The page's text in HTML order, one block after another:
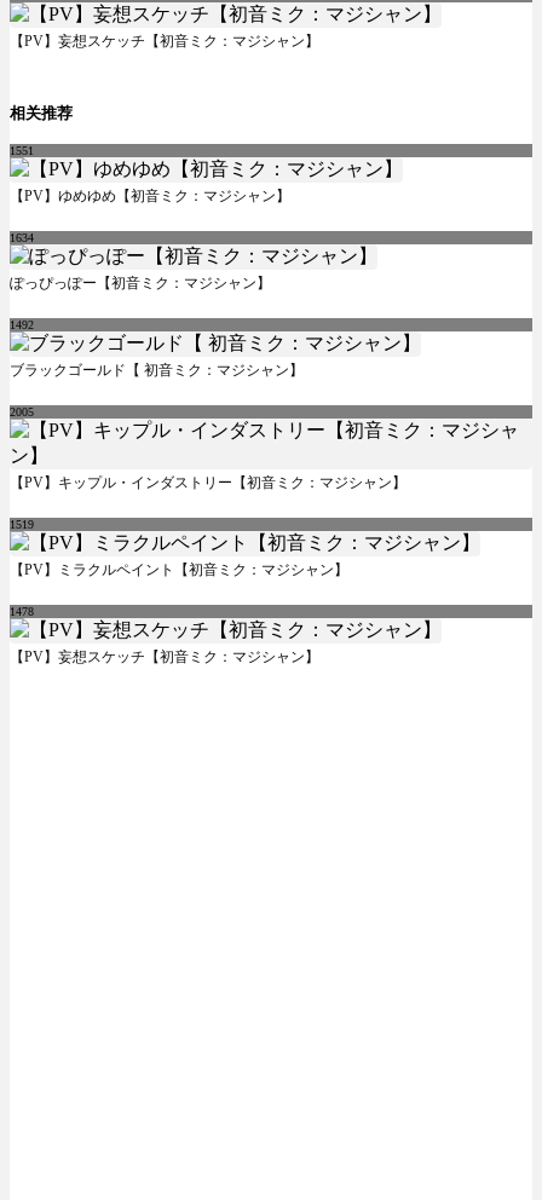
【PV】妄想スケッチ【初音ミク：マジシャン】
相关推荐
1551
【PV】ゆめゆめ【初音ミク：マジシャン】
1634
ぽっぴっぽー【初音ミク：マジシャン】
1492
ブラックゴールド【 初音ミク：マジシャン】
2005
【PV】キップル・インダストリー【初音ミク：マジシャン】
1519
【PV】ミラクルペイント【初音ミク：マジシャン】
1478
【PV】妄想スケッチ【初音ミク：マジシャン】